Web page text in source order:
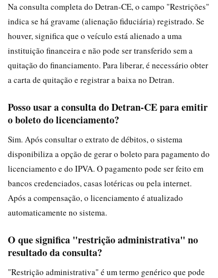
Na consulta completa do Detran-CE, o campo "Restrições"
indica se há gravame (alienação fiduciária) registrado. Se
houver, significa que o veículo está alienado a uma
instituição financeira e não pode ser transferido sem a
quitação do financiamento. Para liberar, é necessário obter
a carta de quitação e registrar a baixa no Detran.
Posso usar a consulta do Detran-CE para emitir
o boleto do licenciamento?
Sim. Após consultar o extrato de débitos, o sistema
disponibiliza a opção de gerar o boleto para pagamento do
licenciamento e do IPVA. O pagamento pode ser feito em
bancos credenciados, casas lotéricas ou pela internet.
Após a compensação, o licenciamento é atualizado
automaticamente no sistema.
O que significa "restrição administrativa" no
resultado da consulta?
"Restrição administrativa" é um termo genérico que pode